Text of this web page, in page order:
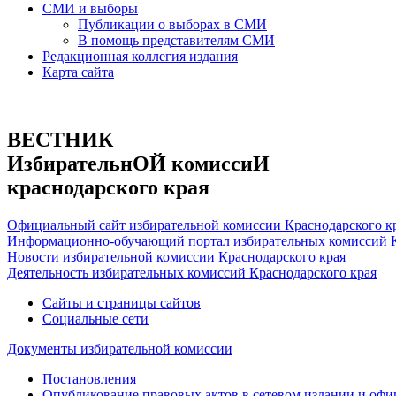
СМИ и выборы
Публикации о выборах в СМИ
В помощь представителям СМИ
Редакционная коллегия издания
Карта сайта
ВЕСТНИК
ИзбирательнОЙ комиссиИ
краснодарского края
Официальный сайт избирательной комиссии Краснодарского
Информационно-обучающий портал избирательных комиссий
Новости избирательной комиссии Краснодарского края
Деятельность избирательных комиссий Краснодарского края
Сайты и страницы сайтов
Социальные сети
Документы избирательной комиссии
Постановления